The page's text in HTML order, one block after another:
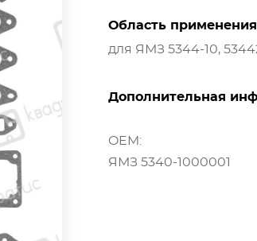
Область
для ЯМЗ 5344-10,
Дополнительная
OEM:
ЯМЗ 5340-1000001